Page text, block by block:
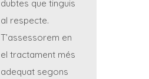
dubtes que tinguis
al respecte.
T’assessorem en
el tractament més
adequat segons